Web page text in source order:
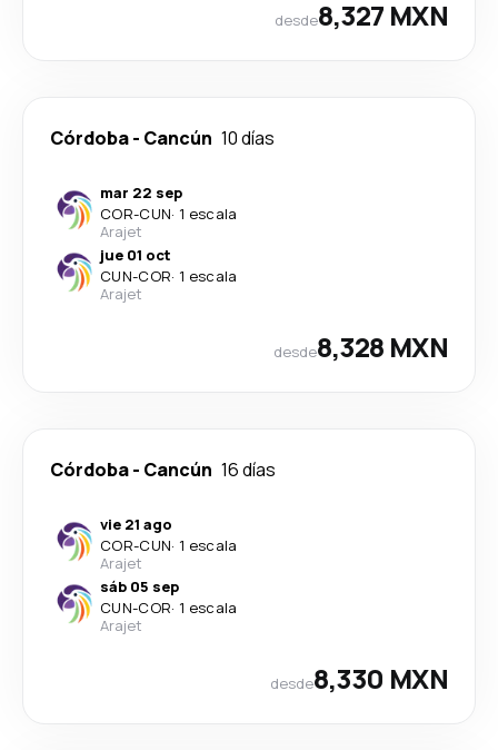
desde8,327 MXN
Córdoba- Cancún 10 días
mar 22 sep
COR-CUN· 1 escala
Arajet
jue 01 oct
CUN-COR· 1 escala
Arajet
desde8,328 MXN
Córdoba- Cancún 16 días
vie 21 ago
COR-CUN· 1 escala
Arajet
sáb 05 sep
CUN-COR· 1 escala
Arajet
desde8,330 MXN